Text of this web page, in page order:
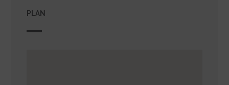
PLAN